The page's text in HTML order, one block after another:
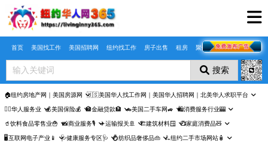
Skip to main content
首页 美国找工作 美国招聘网 纽约找工作 房子出售 租房 聚合页
搜索
🏠纽约房地产网｜美国房源网 🇺🇸美国华人找工作网｜美国华人招聘网｜北美华人求职平台
🤵‍♀️华人服务业 💰美国保险💰 🏦金融贷款🏦 🚗美国二手车网🚙 🛍️消费服务行业🎰
🥤饮料食品零售业🍟 📸商业服务🎙️ ✈️运输报关🚢 🏗️建筑材料🪟 📺家庭消费品🧸
🖥️互联网电子产业📱 🩺健康服务专区🩺 💍纺织品奢侈品👜 🛴纽约二手市场网站🧴